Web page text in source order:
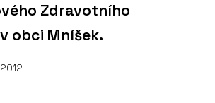
Zdravotního
obci Mníšek.
2012